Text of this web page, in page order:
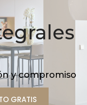
y compromiso
GRATIS